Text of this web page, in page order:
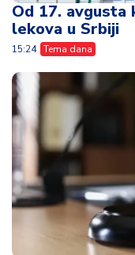
Od 17.
lekova u Srbiji
15:24 Tema dana